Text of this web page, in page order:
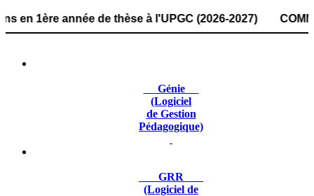
année de thèse à l'UPGC (2026-2027)
Génie
(Logiciel
de Gestion
Pédagogique)
GRR
(Logiciel de